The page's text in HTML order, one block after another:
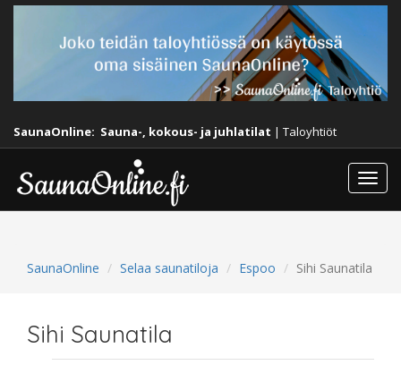
SaunaOnline: Sauna-, kokous- ja juhlatilat | Taloyhtiöt
SaunaOnline Selaa saunatiloja Espoo Sihi Saunatila
Sihi Saunatila